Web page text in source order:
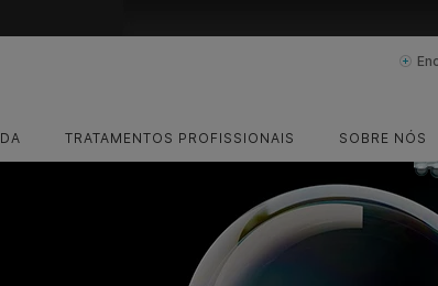
TRATAMENTOS PROFISSIONAIS SOBRE NÓS